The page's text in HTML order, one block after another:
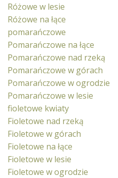
Różowe w lesie
Różowe na łące
pomarańczowe
Pomarańczowe na łące
Pomarańczowe nad rzeką
Pomarańczowe w górach
Pomarańczowe w ogrodzie
Pomarańczowe w lesie
fioletowe kwiaty
Fioletowe nad rzeką
Fioletowe w górach
Fioletowe na łące
Fioletowe w lesie
Fioletowe w ogrodzie